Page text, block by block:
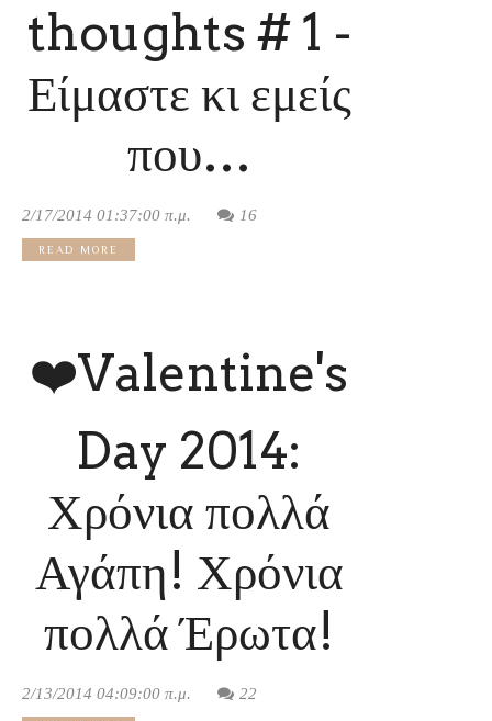
thoughts # 1 -
Είμαστε κι εμείς
που…
2/17/2014 01:37:00 π.μ. 16
READ MORE
❤️Valentine's
Day 2014:
Χρόνια πολλά
Αγάπη! Χρόνια
πολλά Έρωτα!
2/13/2014 04:09:00 π.μ. 22